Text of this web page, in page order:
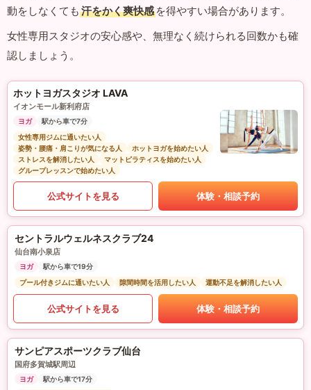
動をしなくても 汗をかく爽快感 を得やすい場合があります。
女性専用スタジオの安心感や、無理なく続けられる回数かも確
認しましょう。
ホットヨガスタジオ LAVA
イオンモール新利府店
ヨガ
駅から車で7分
女性専用ジムに通いたい人
姿勢・腰痛・肩こりが気になる人
ホットヨガを始めたい人
ストレスを解消したい人
マットピラティスを始めたい人
グループレッスンで始めたい人
公式サイトを見る 体験・相談予約
セントラルウェルネスクラブ24
仙台南小泉店
ヨガ
駅から車で19分
プール付きジムに通いたい人
隙間時間を活用したい人 運動不足を解消したい人
公式サイトを見る 体験・相談予約
サンピアスポーツクラブ仙台
国府多賀城駅周辺
ヨガ 駅から車で17分